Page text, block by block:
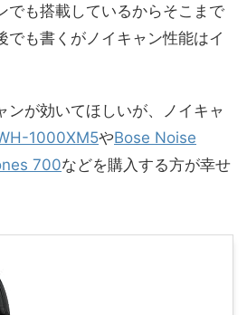
でも搭載しているからそこまで
でも書くがノイキャン性能はイ
ンが効いてほしいが、ノイキャ
1000XM5やBose Noise
700などを購入する方が幸せ